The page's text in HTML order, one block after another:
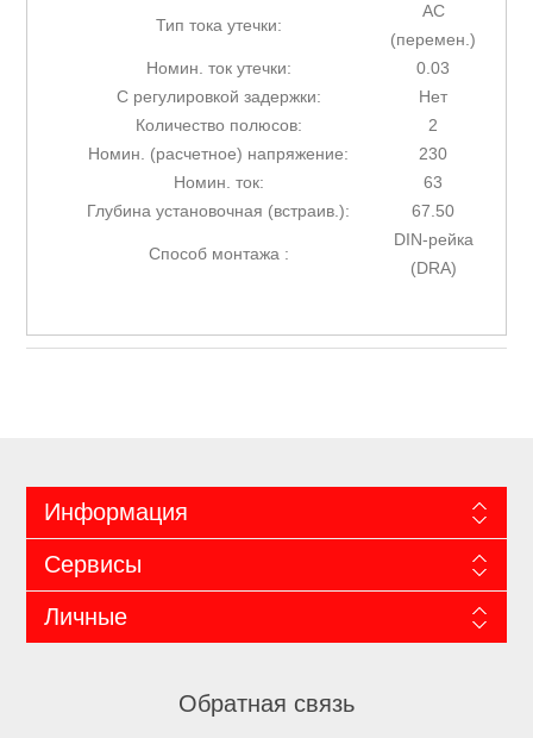
Тип тока утечки:
AC
(перемен.)
Номин. ток утечки:
0.03
С регулировкой задержки:
Нет
Количество полюсов:
2
Номин. (расчетное) напряжение:
230
Номин. ток:
63
Глубина установочная (встраив.):
67.50
Способ монтажа :
DIN-рейка
(DRA)
Информация
Сервисы
Личные
Обратная связь